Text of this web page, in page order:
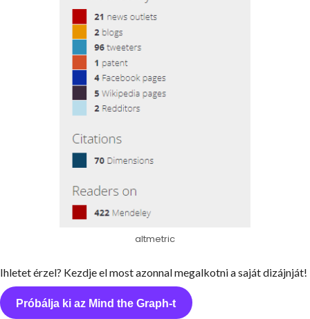
altmetric
Ihletet érzel? Kezdje el most azonnal megalkotni a saját dizájnját!
Próbálja ki az Mind the Graph-t